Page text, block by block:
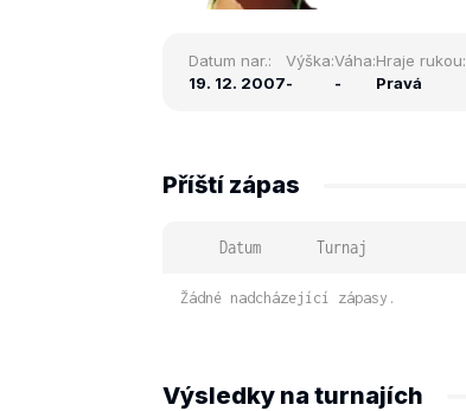
Datum nar.:
19. 12. 2007
Výška:
-
Váha:
-
Hraje rukou:
Pravá
Příští zápas
Datum Turnaj
Žádné nadcházející zápasy.
Výsledky na turnajích